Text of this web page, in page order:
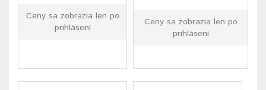
Ceny sa zobrazia len po
prihlásení
Ceny sa zobrazia len po
prihlásení